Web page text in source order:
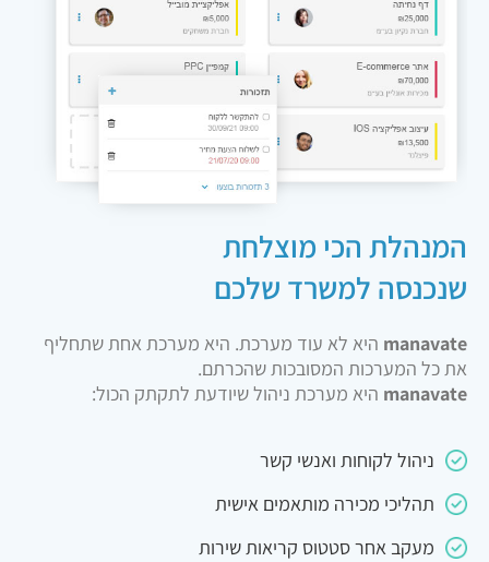
שנכנסה למשרד שלכם
manavate היא לא עוד מערכת. היא מערכת אחת שתחליף
את כל המערכות המסובכות שהכרתם.
manavate היא מערכת ניהול שיודעת לתקתק הכול:
ניהול לקוחות ואנשי קשר
תהליכי מכירה מותאמים אישית
מעקב אחר סטטוס קריאות שירות